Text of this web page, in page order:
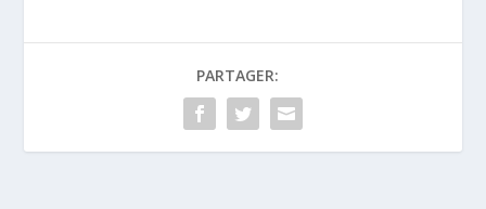
PARTAGER: